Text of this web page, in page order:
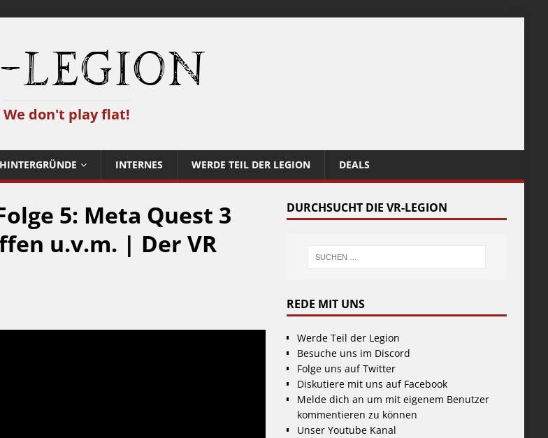
Legion
We don't play flat!
HINTERGRÜNDE INTERNES WERDE TEIL DER LEGION DEALS
5: Meta Quest 3
u.v.m. | Der VR
DURCHSUCHT DIE VR-LEGION
REDE MIT UNS
Werde Teil der Legion
Besuche uns im Discord
Folge uns auf Twitter
Diskutiere mit uns auf Facebook
Melde dich an um mit eigenem Benutzer
kommentieren zu können
Unser Youtube Kanal